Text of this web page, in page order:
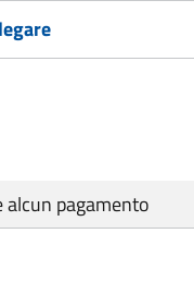
alcun pagamento